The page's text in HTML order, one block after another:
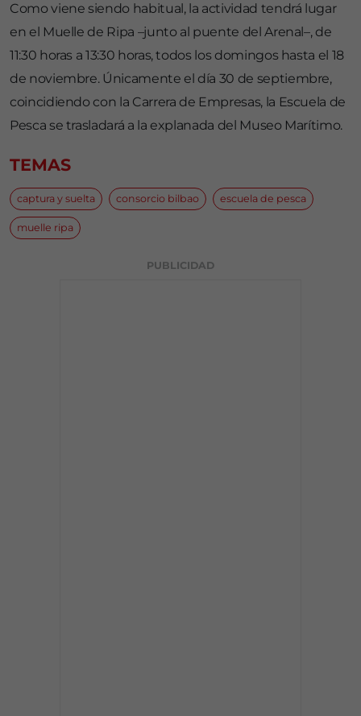
Como viene siendo habitual, la actividad tendrá lugar
en el Muelle de Ripa –junto al puente del Arenal–, de
11:30 horas a 13:30 horas, todos los domingos hasta el 18
de noviembre. Únicamente el día 30 de septiembre,
coincidiendo con la Carrera de Empresas, la Escuela de
Pesca se trasladará a la explanada del Museo Marítimo.
TEMAS
captura y suelta consorcio bilbao escuela de pesca
muelle ripa
PUBLICIDAD